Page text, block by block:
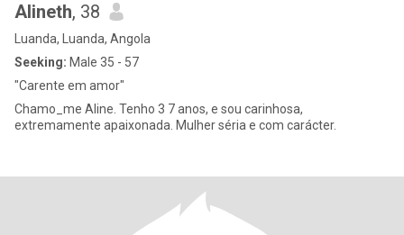
Alineth, 38
Luanda, Luanda, Angola
Seeking: Male 35 - 57
"Carente em amor"
Chamo_me Aline. Tenho 3 7 anos, e sou carinhosa,
extremamente apaixonada. Mulher séria e com carácter.